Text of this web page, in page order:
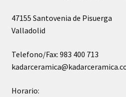
47155 Santovenia de Pisuerga
Valladolid
Telefono/Fax: 983 400 713
Horario: